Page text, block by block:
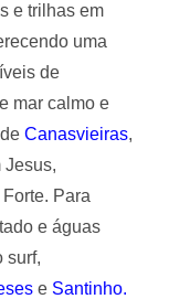
e trilhas em
uma
de
mar calmo e
deCanasvieiras,
Jesus,
Para
e águas
surf,
e Santinho.